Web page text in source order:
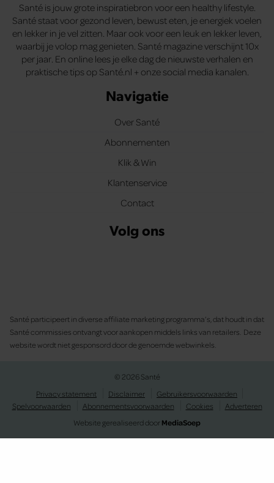
Santé is jouw grote inspiratiebron voor een healthy lifestyle.
Santé staat voor gezond leven, bewust eten, je energiek voelen
en lekker in je vel zitten. Maar ook voor een leuk en lekker leven,
waarbij je volop mag genieten. Santé magazine verschijnt 10x
per jaar. En online lees je elke dag de nieuwste verhalen en
praktische tips op Santé.nl + onze social media kanalen.
Navigatie
Over Santé
Abonnementen
Klik & Win
Klantenservice
Contact
Volg ons
Santé participeert in diverse affiliate marketing programma’s, dat houdt in dat
Santé commissies ontvangt voor aankopen middels links van retailers. Deze
website wordt niet gesponsord door de genoemde webwinkels.
© 2026 Santé
Privacy statement
Disclaimer
Gebruikersvoorwaarden
Spelvoorwaarden
Abonnementsvoorwaarden Cookies
Adverteren
Website gerealiseerd doorMediaSoep